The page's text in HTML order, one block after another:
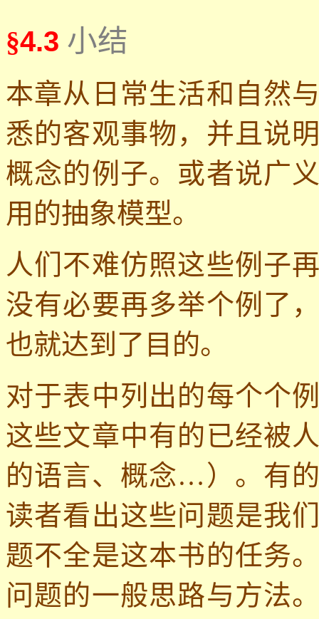
§4.3 小结
本章从日常生活和自然
悉的客观事物，并且说
概念的例子。或者说广
用的抽象模型。
人们不难仿照这些例子
没有必要再多举个例了
也就达到了目的。
对于表中列出的每个个
这些文章中有的已经被
的语言、概念…）。有
读者看出这些问题是我
题不全是这本书的任务
问题的一般思路与方法